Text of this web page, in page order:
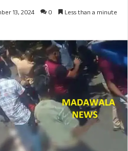
13, 2024 0 Less than a minute